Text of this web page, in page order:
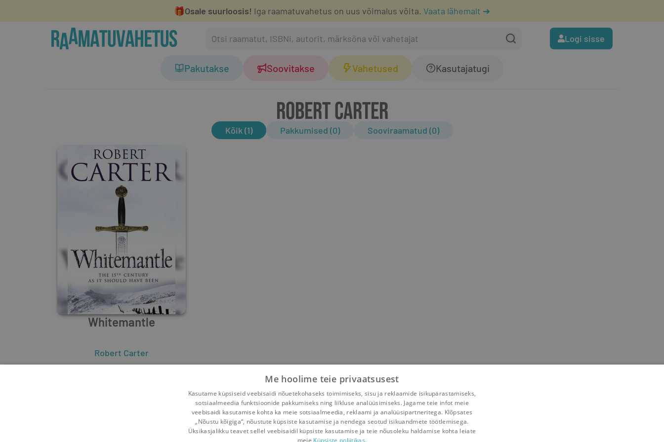
🎁Osale suurloosis! Iga raamatuvahetus on uus võimalus võita. Vaata lähemalt ➔
Logi sisse
Pakutakse Soovitakse Vahetused Kasutajatugi
ROBERT CARTER
Kõik (1) Pakkumised (0) Sooviraamatud (0)
Whitemantle
Robert Carter
Me hoolime teie privaatsusest
Kasutame küpsiseid veebisaidi nõuetekohaseks toimimiseks, sisu ja reklaamide isikupärastamiseks,
sotsiaalmeedia funktsioonide pakkumiseks ning liikluse analüüsimiseks. Jagame teie infot meie
veebisaidi kasutamise kohta ka meie sotsiaalmeedia, reklaami ja analüüsipartneritega. Klõpsates
„Nõustu kõigiga“, nõustute küpsiste kasutamise ja nendega seotud isikuandmete töötlemisega.
Üksikasjalikku teavet sellel veebisaidil küpsiste kasutamise ja teie nõusoleku haldamise kohta leiate
meie Küpsiste poliitikas.